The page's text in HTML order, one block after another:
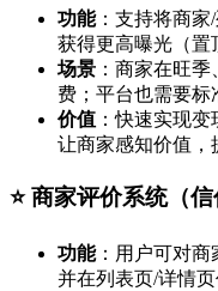
功能：支持将商家
获得更高曝光（置
场景 ：商家在旺
费；平台也需要标
价值 ：快速实现
让商家感知价值，
⭐ 商家评价系统（
功能：用户可对商
并在列表页/详情页